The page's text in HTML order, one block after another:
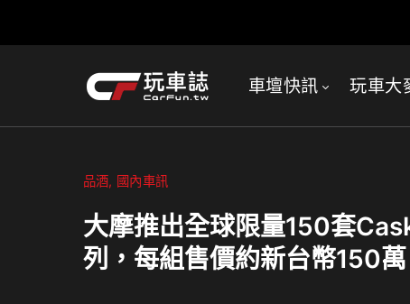
車壇快訊 玩車大
品酒 國內車訊
大摩推出全球限量150套
列，每組售價約新台幣150萬